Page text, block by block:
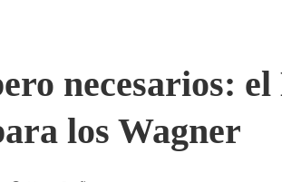
necesarios:
los Wagner